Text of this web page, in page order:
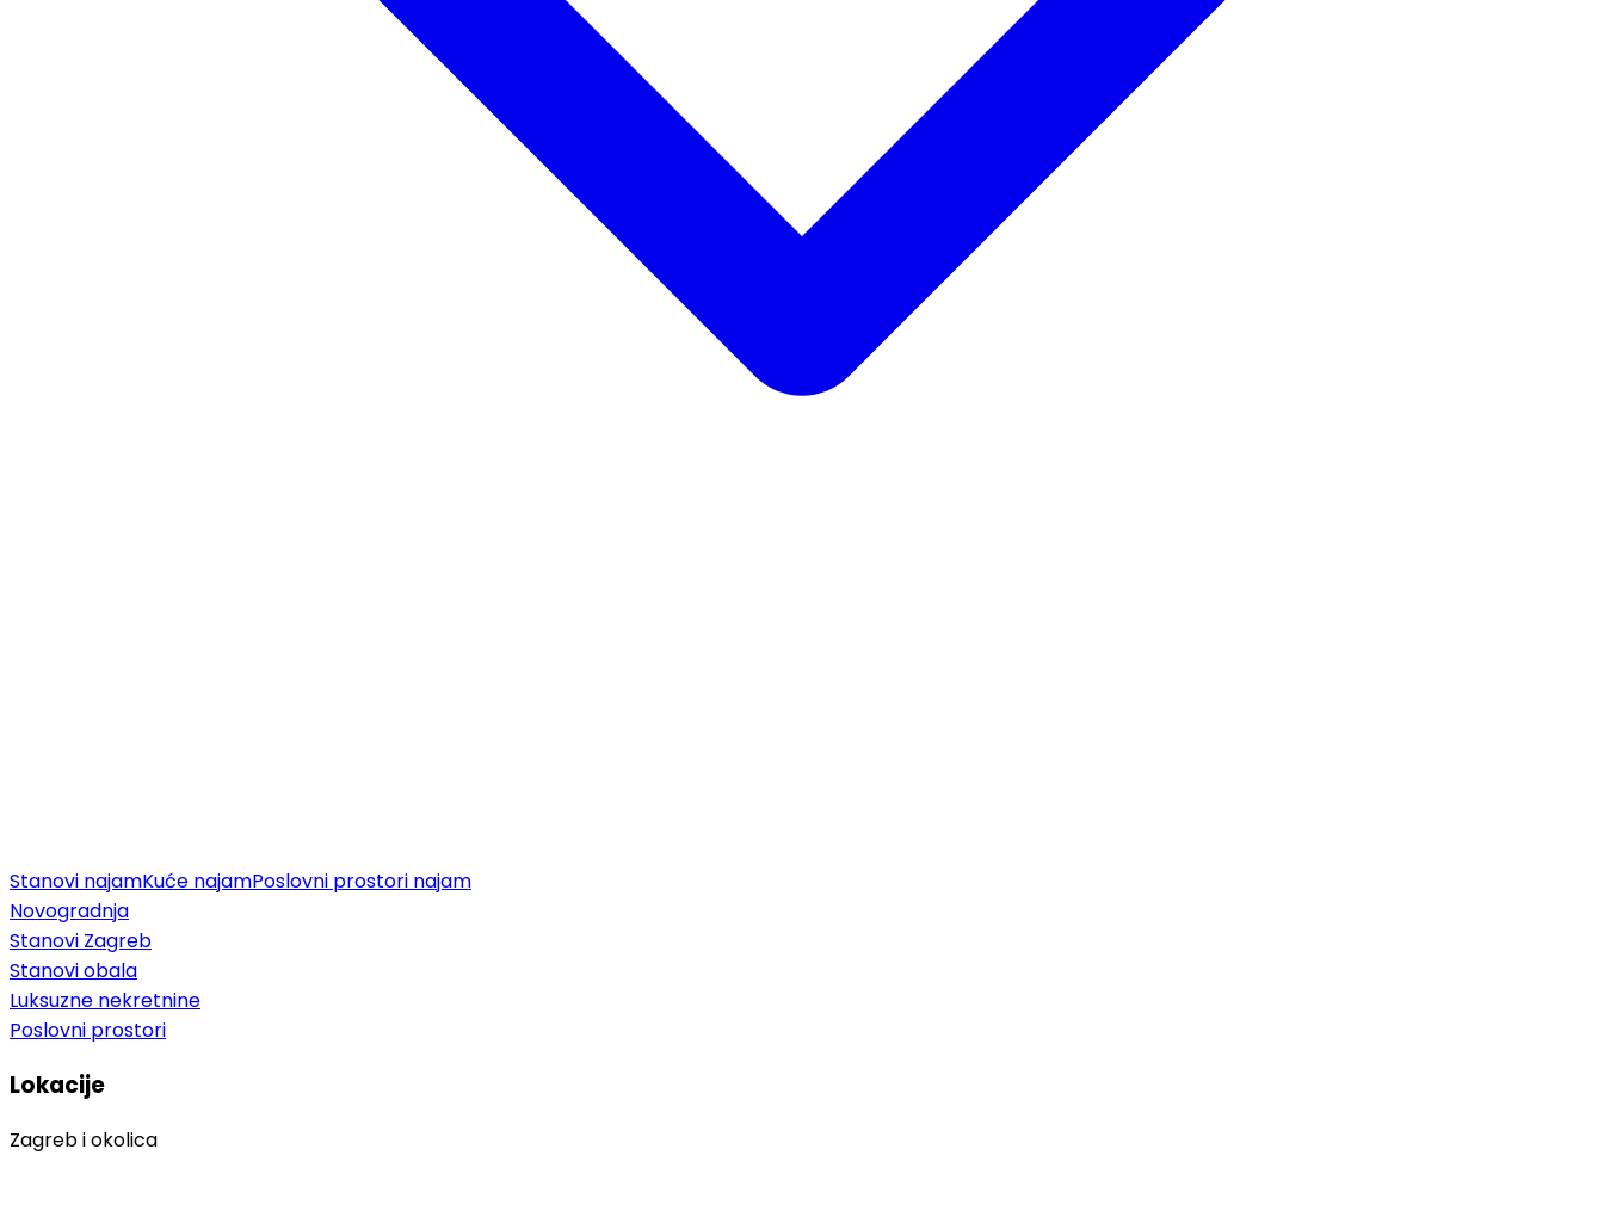
Stanovi najamKuće najamPoslovni prostori najam
Novogradnja
Stanovi Zagreb
Stanovi obala
Luksuzne nekretnine
Poslovni prostori
Lokacije
Zagreb i okolica